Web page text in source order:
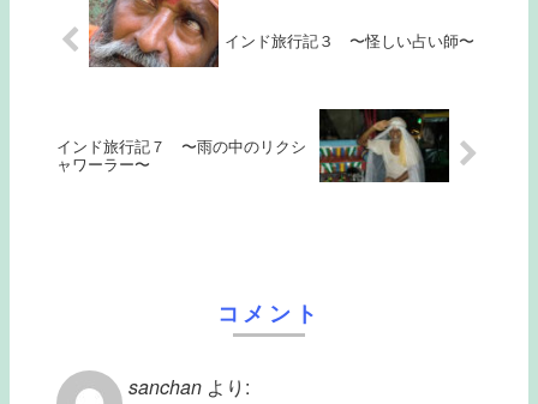
インド旅行記３ 〜怪しい占い師〜
インド旅行記７ 〜雨の中のリクシ
ャワーラー〜
コメント
sanchan より: